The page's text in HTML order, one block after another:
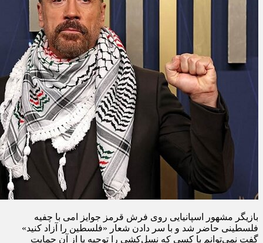
بازیگر مشهور اسپانیایی روی فرش قرمز جوایز امی با چفیه
فلسطینی حاضر شد و با سر دادن شعار «فلسطین را آزاد کنید»
گفت نمی‌توانم با کسی که نسل‌کشی را توجیه یا از آن حمایت